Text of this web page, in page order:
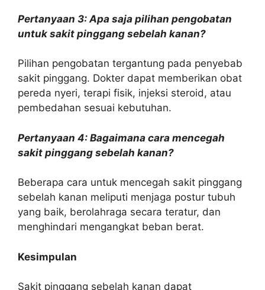
Pertanyaan 3: Apa saja pilihan pengobatan
untuk sakit pinggang sebelah kanan?
Pilihan pengobatan tergantung pada penyebab
sakit pinggang. Dokter dapat memberikan obat
pereda nyeri, terapi fisik, injeksi steroid, atau
pembedahan sesuai kebutuhan.
Pertanyaan 4: Bagaimana cara mencegah
sakit pinggang sebelah kanan?
Beberapa cara untuk mencegah sakit pinggang
sebelah kanan meliputi menjaga postur tubuh
yang baik, berolahraga secara teratur, dan
menghindari mengangkat beban berat.
Kesimpulan
Sakit pinggang sebelah kanan dapat